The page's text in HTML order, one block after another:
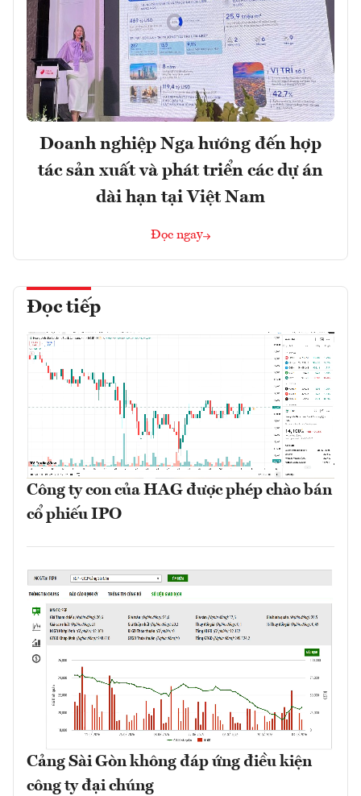
Doanh nghiệp Nga hướng đến hợp
tác sản xuất và phát triển các dự án
dài hạn tại Việt Nam
Đọc ngay
Đọc tiếp
Công ty con của HAG được phép chào bán
cổ phiếu IPO
Cảng Sài Gòn không đáp ứng điều kiện
công ty đại chúng